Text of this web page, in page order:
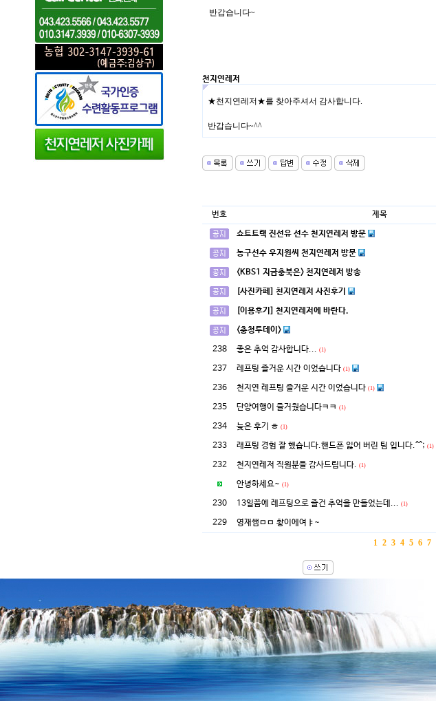
반갑습니다~
천지연레저
★천지연레저★를 찾아주셔서 감사합니다.
반갑습니다~^^
번호 제목
쇼트트랙 진선유 선수 천지연레저 방문
농구선수 우지원씨 천지연레저 방문
<KBS1 지금충북은> 천지연레저 방송
[사진카페] 천지연레저 사진후기
[이용후기] 천지연레저에 바란다.
<충청투데이>
238 좋은 추억 감사합니다... (1)
237 레프팅 즐거운 시간 이었습니다 (1)
236 천지연 레프팅 즐거운 시간 이었습니다 (1)
235 단양여행이 즐거웠습니다ㅋㅋ (1)
234 늦은 후기 ㅎ (1)
233 래프팅 경험 잘 했습니다.핸드폰 잃어 버린 팀 입니다.^^; (1)
232 천지연레저 직원분들 감사드립니다. (1)
안녕하세요~ (1)
230 13일쯤에 레프팅으로 즐건 추억을 만들었는데... (1)
229 영재쌤ㅁㅁ 촹이에여ㅑ~
1 2 3 4 5 6 7